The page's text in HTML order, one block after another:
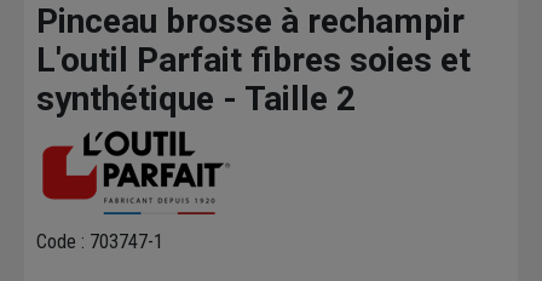
Pinceau brosse à rechampir
L'outil Parfait fibres soies et
synthétique - Taille 2
Code : 703747-1